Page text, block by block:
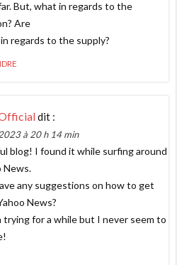
But, what in regards to the
Are
regards to the supply?
dit :
à 20 h 14 min
blog! I found it while surfing around
News.
any suggestions on how to get
News?
trying for a while but I never seem to